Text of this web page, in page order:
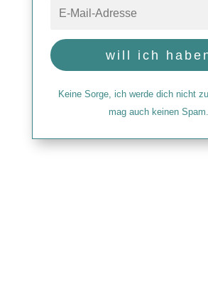
will ich
Keine Sorge, ich werde dich nicht
mag auch keinen Spam.